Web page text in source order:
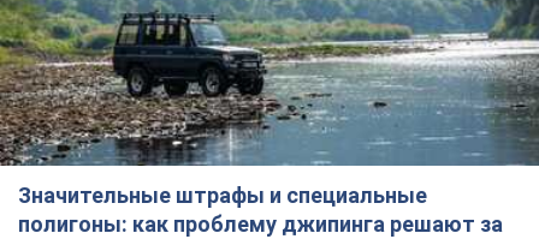
Значительные штрафы и специальные
полигоны: как проблему джипинга решают за